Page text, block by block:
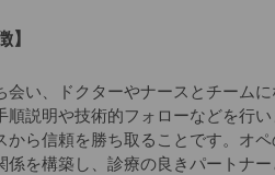
】
い、ドクターやナースとチーム
説明や技術的フォローなどを行い
ら信頼を勝ち取ることです。オ
を構築し、診療の良きパートナ